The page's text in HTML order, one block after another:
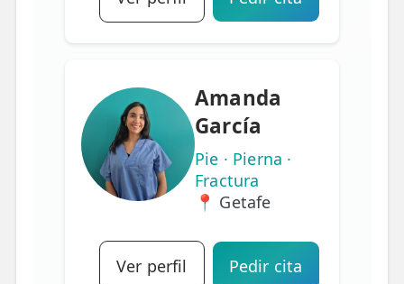
Amanda
García
Pie · Pierna ·
Fractura
📍 Getafe
Ver perfil Pedir cita